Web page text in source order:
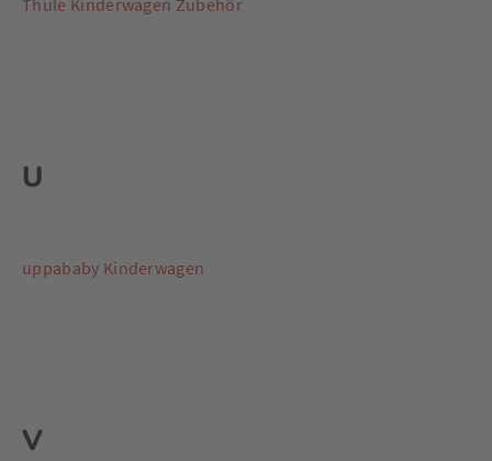
Thule Kinderwagen Zubehör
U
uppababy Kinderwagen
V